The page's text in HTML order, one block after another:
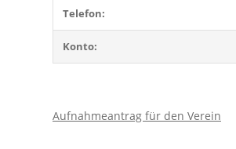
Telefon:
Konto:
Aufnahmeantrag für den Verein